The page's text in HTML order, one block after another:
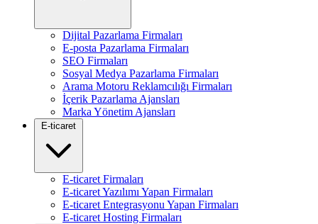
Dijital Pazarlama Firmaları
E-posta Pazarlama Firmaları
SEO Firmaları
Sosyal Medya Pazarlama Firmaları
Arama Motoru Reklamcılığı Firmaları
İçerik Pazarlama Ajansları
Marka Yönetim Ajansları
E-ticaret
E-ticaret Firmaları
E-ticaret Yazılımı Yapan Firmaları
E-ticaret Entegrasyonu Yapan Firmaları
E-ticaret Hosting Firmaları